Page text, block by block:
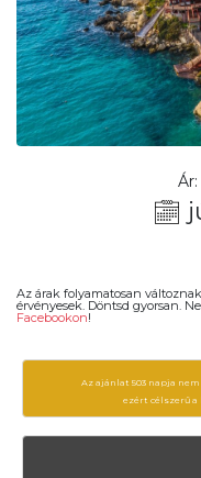
Ár:
Az árak folyamatosan
érvényesek. Döntsd gyorsan.
Facebookon!
Az ajánlat 503 napja
ezért célszerű